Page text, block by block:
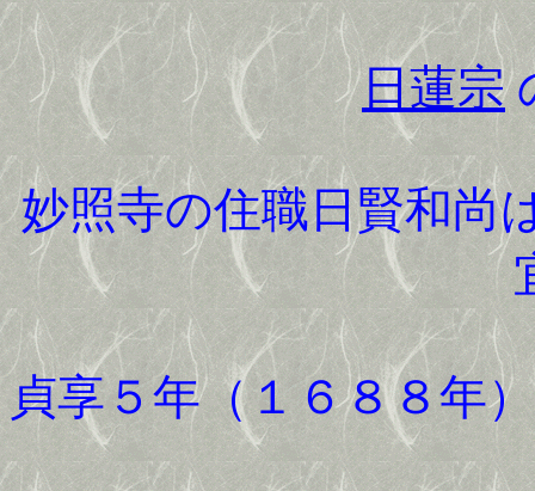
日蓮宗
妙照寺の住職日賢和尚
貞享５年（１６８８年